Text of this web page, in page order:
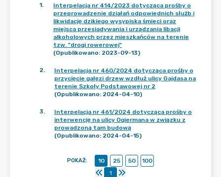
1.
Interpelacja nr 414/2023 dotycząca prośby o
przeprowadzenie działań odpowiednich służb i
likwidację dzikiego wysypiska śmieci oraz
miejsca przesiadywania i urządzania libacji
alkoholowych przez mieszkańców na terenie
tzw. "drogi rowerowej"
(Opublikowano: 2023-09-13)
2.
Interpelacja nr 460/2024 dotycząca prośby o
przycięcie gałęzi drzew wzdłuż ulicy Gajdasa na
terenie Szkoły Podstawowej nr 2
(Opublikowano: 2024-04-10)
3.
Interpelacja nr 461/2024 dotycząca prośby o
interwencję na ulicy Ogiermana w związku z
prowadzoną tam budową
(Opublikowano: 2024-04-15)
POKAŻ: 10 25 50
100
1